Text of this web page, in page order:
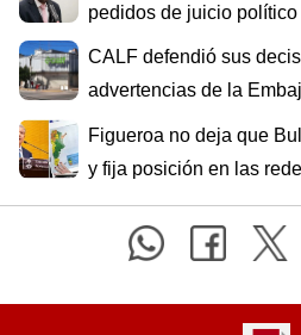
pedidos de juicio
CALF defendió sus
advertencias de la
Figueroa no deja que
y fija posición en las